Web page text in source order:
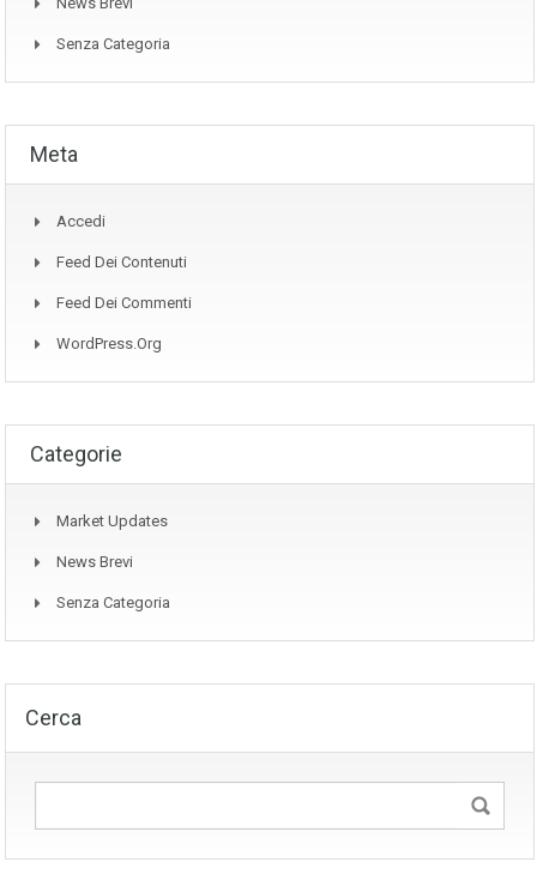
Senza Categoria
Meta
Accedi
Feed Dei Contenuti
Feed Dei Commenti
WordPress.org
Categorie
Market Updates
News Brevi
Senza Categoria
Cerca